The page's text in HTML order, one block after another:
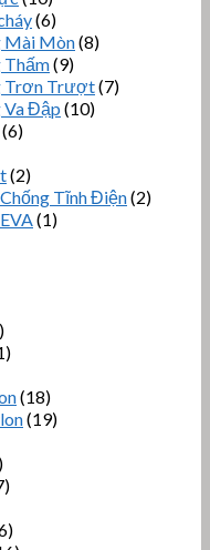
(6)
Mài Mòn(8)
Thấm(9)
Trơn Trượt(7)
Va Đập (10)
(6)
(2)
Tĩnh Điện(2)
(1)
(18)
(19)